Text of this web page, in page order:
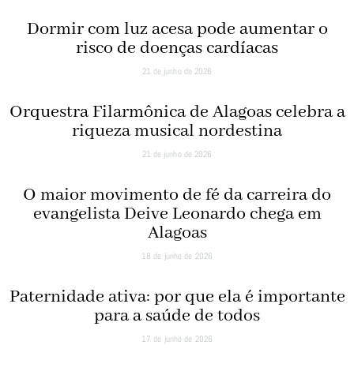
Dormir com luz acesa pode aumentar o
risco de doenças cardíacas
21 de junho de 2026
Orquestra Filarmônica de Alagoas celebra a
riqueza musical nordestina
21 de junho de 2026
O maior movimento de fé da carreira do
evangelista Deive Leonardo chega em
Alagoas
18 de junho de 2026
Paternidade ativa: por que ela é importante
para a saúde de todos
17 de junho de 2026